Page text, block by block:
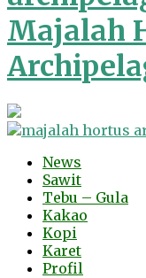
Majalah
News
Sawit
Tebu – Gula
Kakao
Kopi
Karet
Profil